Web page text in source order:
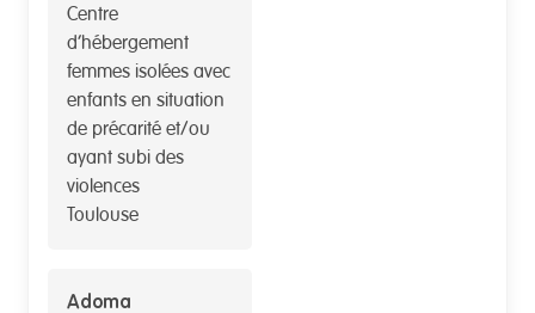
Centre
d’hébergement
femmes isolées avec
enfants en situation
de précarité et/ou
ayant subi des
violences
Toulouse
Adoma